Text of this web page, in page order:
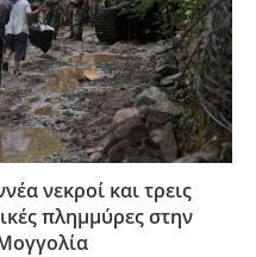
νεκροί και τρεις
πλημμύρες στην